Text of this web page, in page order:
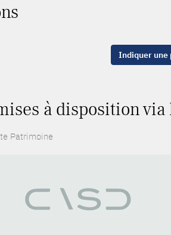
Indiquer une
à disposition via
Patrimoine